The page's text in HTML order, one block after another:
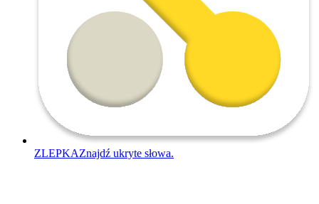
ZLEPKAZnajdź ukryte słowa.